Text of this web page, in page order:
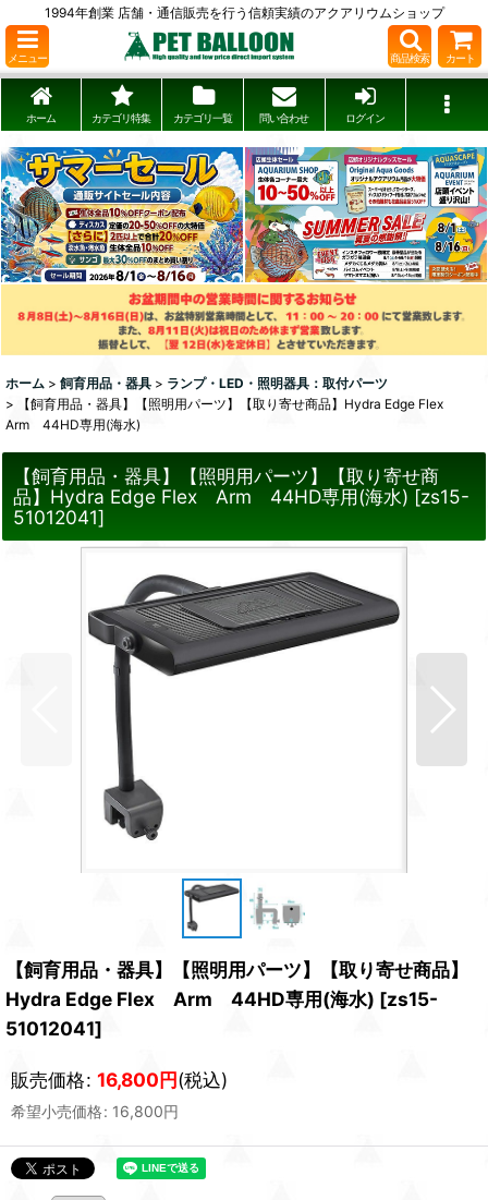
1994年創業 店舗・通信販売を行う信頼実績のアクアリウムショップ
メニュー 商品検索 カート
ホーム カテゴリ特集 カテゴリ一覧 問い合わせ ログイン
ホーム > 飼育用品・器具 > ランプ・LED・照明器具：取付パーツ
>
【飼育用品・器具】【照明用パーツ】【取り寄せ商品】Hydra Edge Flex
Arm 44HD専用(海水)
【飼育用品・器具】【照明用パーツ】【取り寄せ商
品】Hydra Edge Flex Arm 44HD専用(海水) [zs15-
51012041]
【飼育用品・器具】【照明用パーツ】【取り寄せ商品】
Hydra Edge Flex Arm 44HD専用(海水) [zs15-
51012041]
販売価格: 16,800円(税込)
希望小売価格: 16,800円